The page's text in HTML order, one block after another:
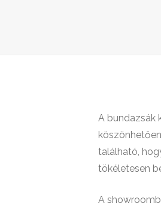
A bundazsák
található,
tökéletesen
A